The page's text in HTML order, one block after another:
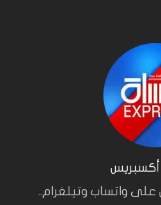
أكسبريس
واتساب وتيلغرام..